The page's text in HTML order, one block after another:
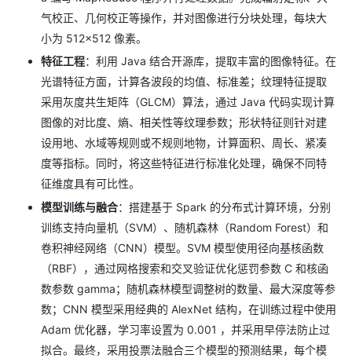
气校正、几何校正等操作，并对图像进行分块处理，每块大
小为 512×512 像素。
特征工程：利用 Java 结合开源库，提取丰富的图像特征。在
光谱特征方面，计算各波段的均值、标准差；纹理特征提取
采用灰度共生矩阵（GLCM）算法，通过 Java 代码实现计算
图像的对比度、熵、相关性等纹理参数；形状特征则针对建
设用地、水域等规则或不规则地物，计算面积、周长、紧凑
度等指标。同时，将这些特征进行标准化处理，确保不同特
征维度具有可比性。
模型训练与融合：搭建基于 Spark 的分布式计算环境，分别
训练支持向量机（SVM）、随机森林（Random Forest）和
卷积神经网络（CNN）模型。SVM 模型使用径向基核函数
（RBF），通过网格搜索和交叉验证优化惩罚参数 C 和核函
数参数 gamma；随机森林模型调整树的数量、最大深度等参
数；CNN 模型采用经典的 AlexNet 结构，在训练过程中使用
Adam 优化器，学习率设置为 0.001 ，并采用早停法防止过
拟合。最终，采用投票法融合三个模型的预测结果，每个模